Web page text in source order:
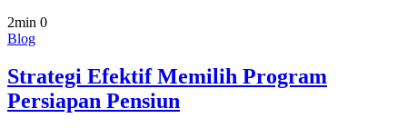
2min 0
Blog
Strategi Efektif Memilih Program
Persiapan Pensiun